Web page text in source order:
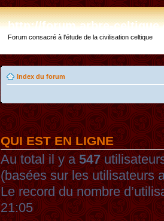
http://forum.arbre-
Forum consacré à l'étude de la civilisation celtique
Index du forum
QUI EST EN LIGNE
Au total il y a547
(basées sur les utilisateurs
Le record du nombre
21:05